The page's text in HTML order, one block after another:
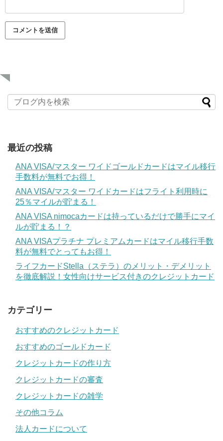
最近の投稿
ANA VISA/マスター ワイドゴールドカードはマイル移行
手数料が無料でお得！
ANA VISA/マスター ワイドカードはフライト利用時に
25％マイルが貯まる！
ANA VISA nimocaカードは持っているだけで勝手にマイ
ルが貯まる！？
ANA VISAプラチナ プレミアムカードはマイル移行手数
料が無料でとってもお得！
ライフカードStella（ステラ）のメリット・デメリット
を徹底解説！女性向けサービス付きのクレジットカード
カテゴリー
おすすめのクレジットカード
おすすめのゴールドカード
クレジットカードの作り方
クレジットカードの審査
クレジットカードの雑学
その他コラム
法人カードについて